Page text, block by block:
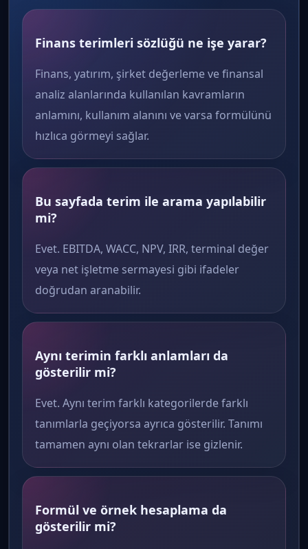
Finans terimleri sözlüğü ne işe yarar?
Finans, yatırım, şirket değerleme ve finansal
analiz alanlarında kullanılan kavramların
anlamını, kullanım alanını ve varsa formülünü
hızlıca görmeyi sağlar.
Bu sayfada terim ile arama yapılabilir
mi?
Evet. EBITDA, WACC, NPV, IRR, terminal değer
veya net işletme sermayesi gibi ifadeler
doğrudan aranabilir.
Aynı terimin farklı anlamları da
gösterilir mi?
Evet. Aynı terim farklı kategorilerde farklı
tanımlarla geçiyorsa ayrıca gösterilir. Tanımı
tamamen aynı olan tekrarlar ise gizlenir.
Formül ve örnek hesaplama da
gösterilir mi?